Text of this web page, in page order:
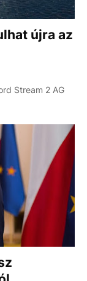
újra az
Stream 2 AG